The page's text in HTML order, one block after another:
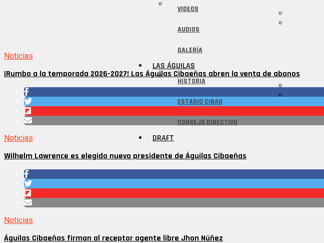
VIDEOS
AUDIOS
GALERÍA
LAS ÁGUILAS
HISTORIA
ESTADIO CIBAO
CONSEJO DIRECTIVO
DRAFT
Noticias
¡Rumbo a la temporada 2026-2027! Las Águilas Cibaeñas abren la venta de abonos
Noticias
Wilhelm Lawrence es elegido nuevo presidente de Águilas Cibaeñas
Noticias
Águilas Cibaeñas firman al receptor agente libre Jhon Núñez